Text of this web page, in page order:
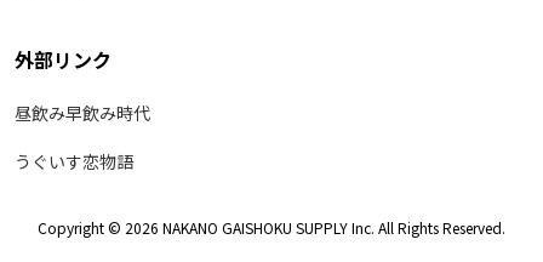
外部リンク
昼飲み早飲み時代
うぐいす恋物語
Copyright © 2026 NAKANO GAISHOKU SUPPLY Inc. All Rights Reserved.